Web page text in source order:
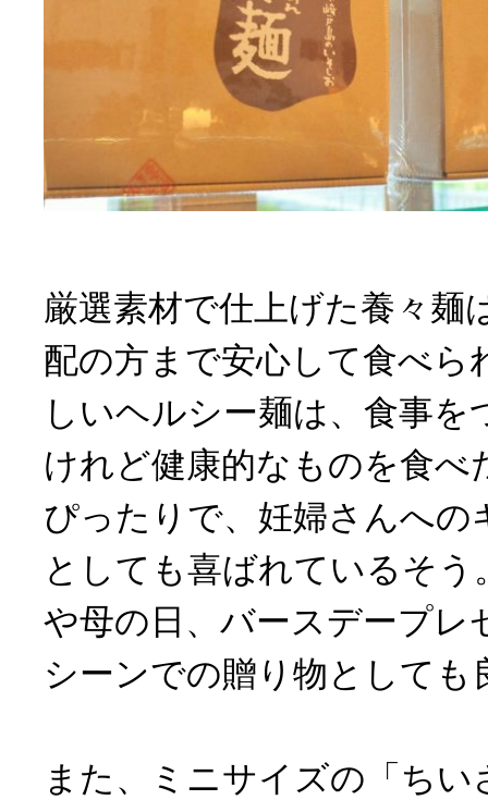
厳選素材で仕上げた養々麺
配の方まで安心して食べら
しいヘルシー麺は、食事を
けれど健康的なものを食べ
ぴったりで、妊婦さんへの
としても喜ばれているそう
や母の日、バースデープレ
シーンでの贈り物としても
また、ミニサイズの「ちい